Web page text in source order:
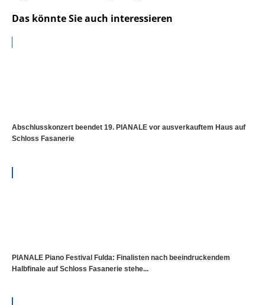
Das könnte Sie auch interessieren
Abschlusskonzert beendet 19. PIANALE vor ausverkauftem Haus auf
Schloss Fasanerie
PIANALE Piano Festival Fulda: Finalisten nach beeindruckendem
Halbfinale auf Schloss Fasanerie stehe...